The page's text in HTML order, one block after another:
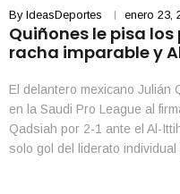
By IdeasDeportes enero 23,
Quiñones le pisa
racha imparable y
El delantero mexicano Julián
en la Saudi Pro League al
Qadsiah por 2-1 ante el Al-
solo gol del liderato